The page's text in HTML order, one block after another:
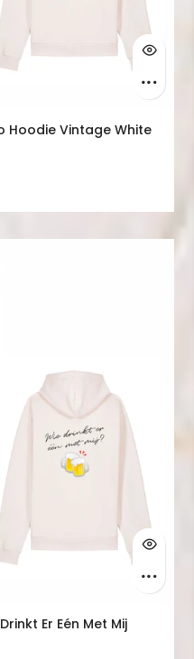
Hoodie Vintage White
Er Eén Met Mij